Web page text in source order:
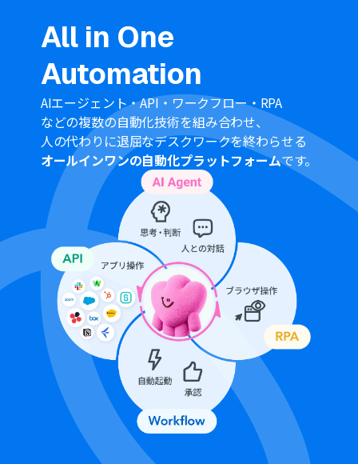
Chrome拡張機能を使ったトリガーの設定方法は
ご参照ください。
All in One
Automation
AIエージェント・API・ワークフロー・RPA
などの複数の自動化技術を組み合わせ、
人の代わりに退屈なデスクワークを終わらせる
オールインワンの自動化プラットフォームです。